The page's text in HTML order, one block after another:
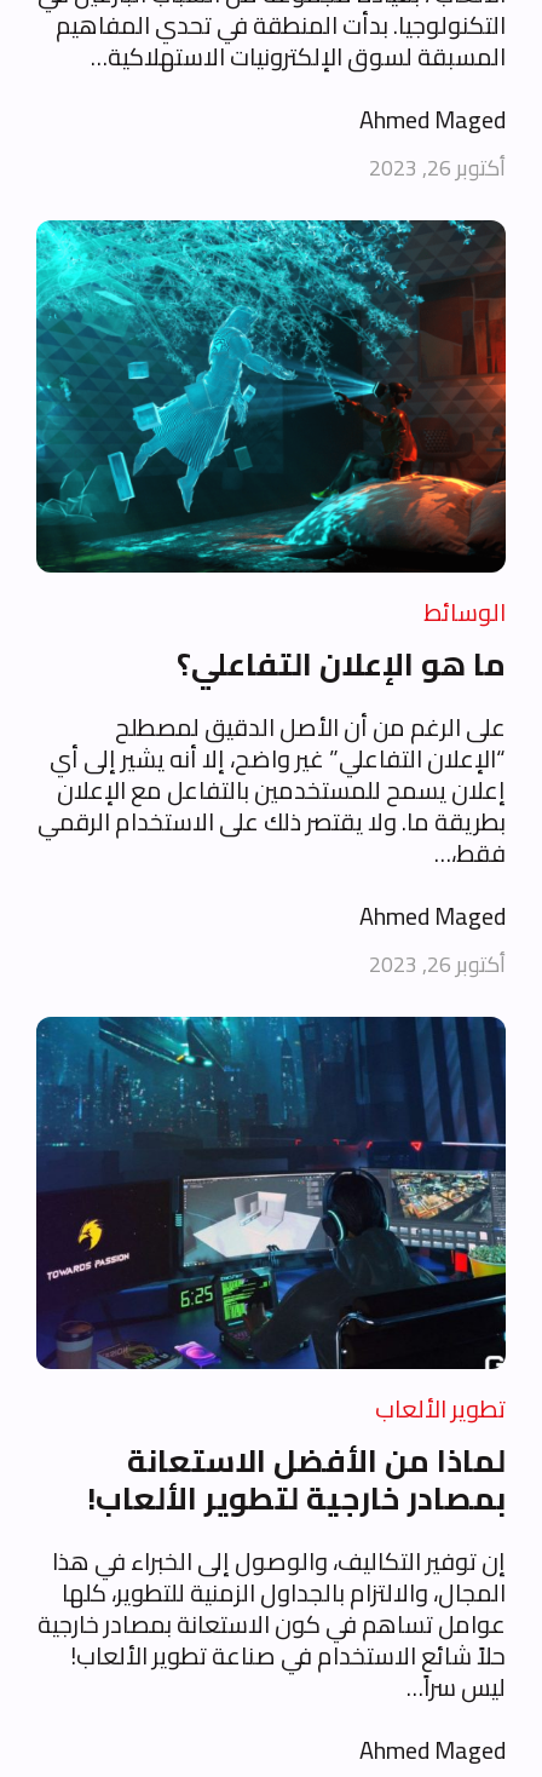
التكنولوجيا. بدأت المنطقة في تحدي المفاهيم
المسبقة لسوق الإلكترونيات الاستهلاكية…
Ahmed Maged
أكتوبر 26, 2023
الوسائط
ما هو الإعلان التفاعلي؟
على الرغم من أن الأصل الدقيق لمصطلح
“الإعلان التفاعلي” غير واضح، إلا أنه يشير إلى أي
إعلان يسمح للمستخدمين بالتفاعل مع الإعلان
بطريقة ما. ولا يقتصر ذلك على الاستخدام الرقمي
فقط،…
Ahmed Maged
أكتوبر 26, 2023
تطوير الألعاب
لماذا من الأفضل الاستعانة
بمصادر خارجية لتطوير الألعاب!
إن توفير التكاليف، والوصول إلى الخبراء في هذا
المجال، والالتزام بالجداول الزمنية للتطوير، كلها
عوامل تساهم في كون الاستعانة بمصادر خارجية
حلاً شائع الاستخدام في صناعة تطوير الألعاب!
ليس سراً…
Ahmed Maged